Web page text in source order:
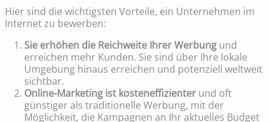
Hier sind die wichtigsten Vorteile, ein Unternehmen im
Internet zu bewerben:
Sie erhöhen die Reichweite Ihrer Werbung und
erreichen mehr Kunden. Sie sind über Ihre lokale
Umgebung hinaus erreichen und potenziell weltweit
sichtbar.
Online-Marketing ist kosteneffizienter und oft
günstiger als traditionelle Werbung, mit der
Möglichkeit, die Kampagnen an Ihr aktuelles Budget